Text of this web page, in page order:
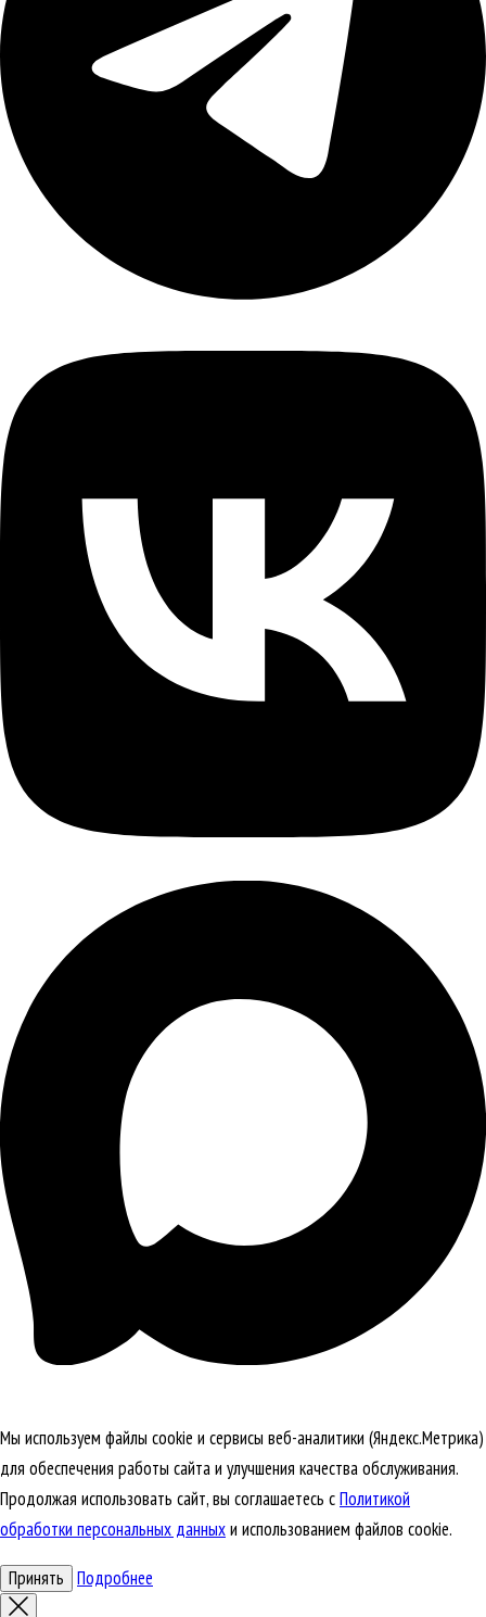
Мы используем файлы cookie и сервисы веб-аналитики (Яндекс.Метрика)
для обеспечения работы сайта и улучшения качества обслуживания.
Продолжая использовать сайт, вы соглашаетесь сПолитикой
обработки персональных данныхи использованием файлов cookie.
Принять Подробнее